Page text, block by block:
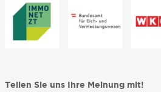
Teilen Sie uns Ihre Meinung mit!